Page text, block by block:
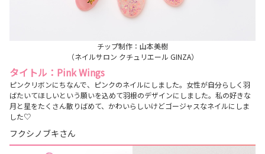
チップ制作：山本美樹
（ネイルサロン クチュリエール GINZA）
タイトル：Pink Wings
ピンクリボンにちなんで、ピンクのネイルにしました。女性が自分らしく羽
ばたいてほしいという願いを込めて羽根のデザインにしました。私の好きな
月と星をたくさん散りばめて、かわいらしいけどゴージャスなネイルにしま
した♡
フクシノブキさん